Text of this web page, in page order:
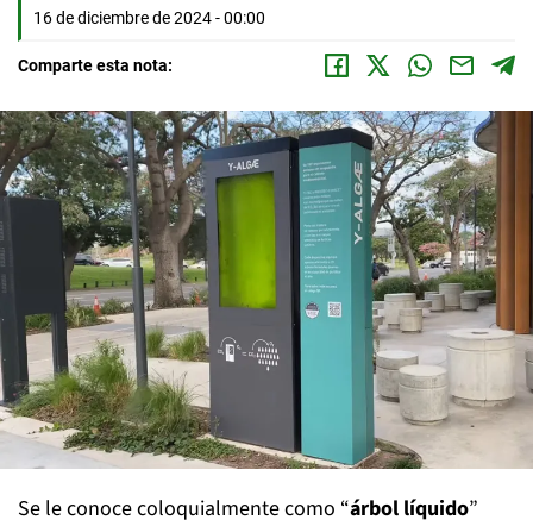
16 de diciembre de 2024 - 00:00
Comparte esta nota:
Se le conoce coloquialmente como “árbol líquido”